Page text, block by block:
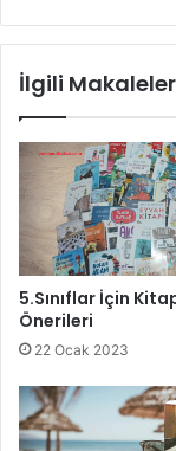
İlgili Makaleler
5.Sınıflar İçin
Önerileri
22 Ocak 2023